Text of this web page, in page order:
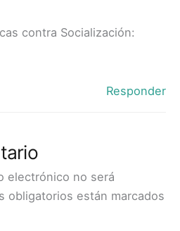
contra Socialización:
Responder
electrónico no será
obligatorios están marcados